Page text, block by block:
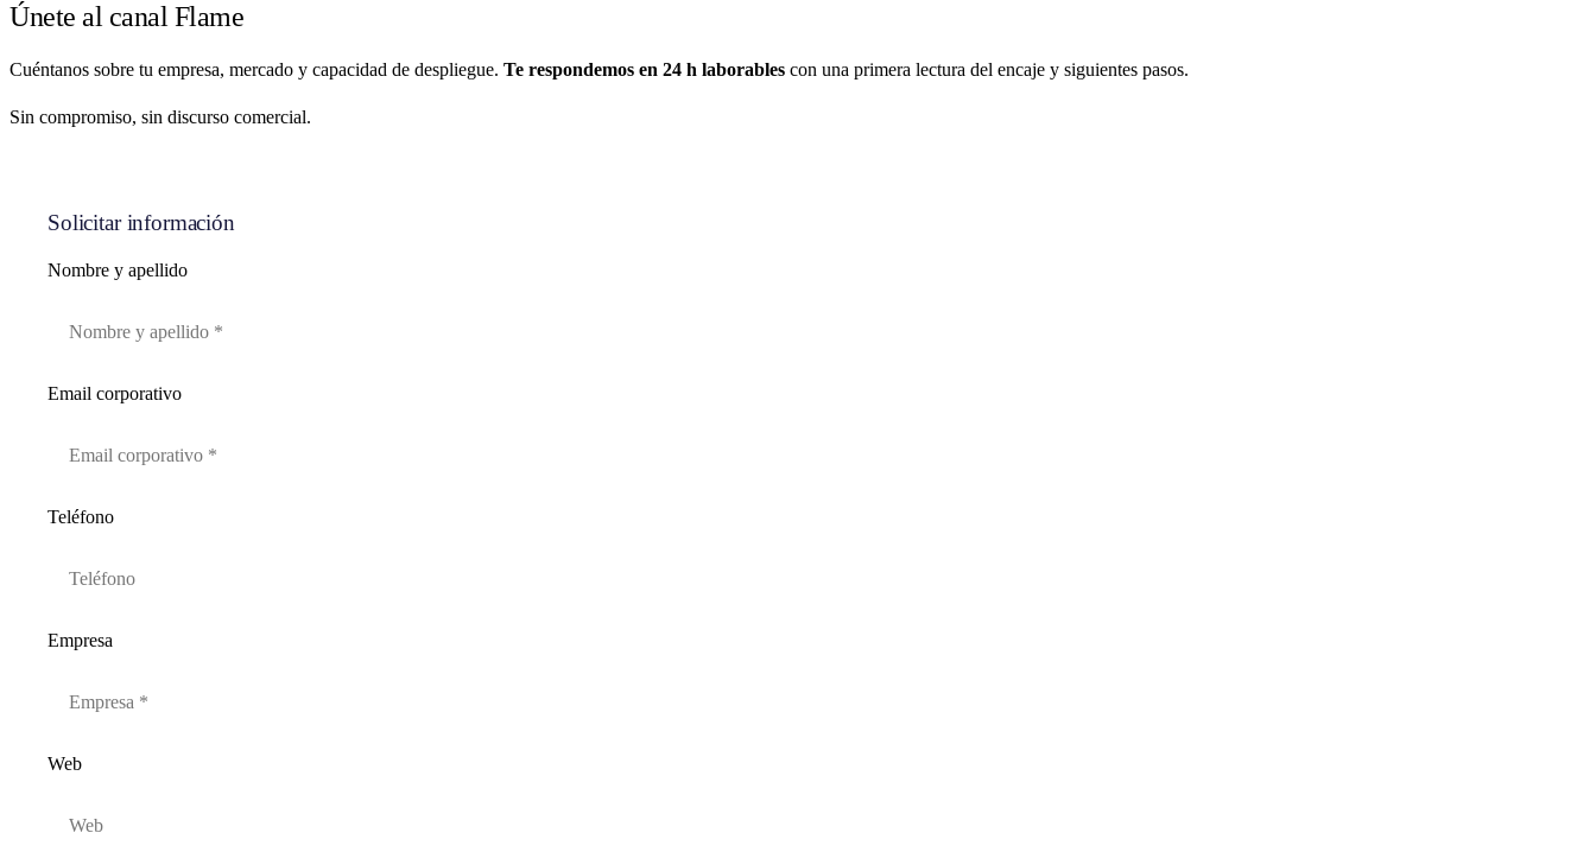
Únete al canal Flame
Cuéntanos sobre tu empresa, mercado y capacidad de despliegue. Te respondemos en 24 h laborables con una primera lectura del encaje y siguientes pasos.
Sin compromiso, sin discurso comercial.
Solicitar información
Nombre y apellido
Email corporativo
Teléfono
Empresa
Web